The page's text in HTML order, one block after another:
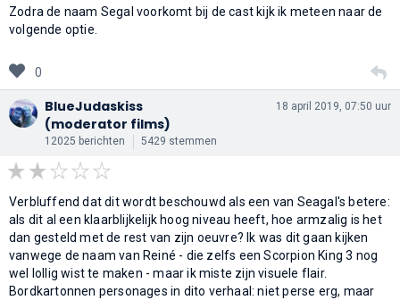
Zodra de naam Segal voorkomt bij de cast kijk ik meteen naar de
volgende optie.
0
BlueJudaskiss
(moderator films)
12025 berichten 5429 stemmen
18 april 2019, 07:50 uur
Verbluffend dat dit wordt beschouwd als een van Seagal's betere:
als dit al een klaarblijkelijk hoog niveau heeft, hoe armzalig is het
dan gesteld met de rest van zijn oeuvre? Ik was dit gaan kijken
vanwege de naam van Reiné - die zelfs een Scorpion King 3 nog
wel lollig wist te maken - maar ik miste zijn visuele flair.
Bordkartonnen personages in dito verhaal: niet perse erg, maar